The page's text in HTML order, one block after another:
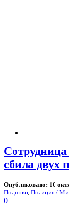
сбила двух
Опубликовано: 10
Подонки Полиция /
0